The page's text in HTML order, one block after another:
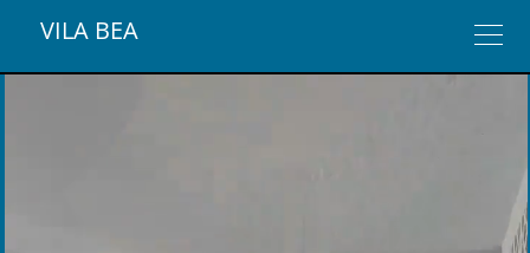
langue
VILA BEA